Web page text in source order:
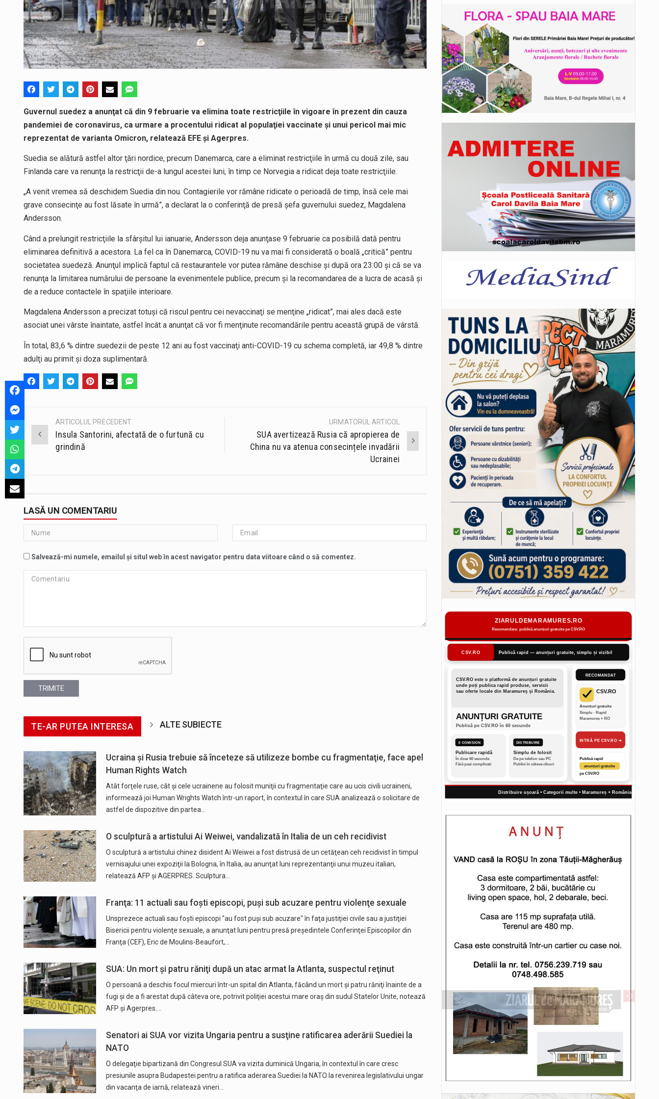
Guvernul suedez a anunţat că din 9 februarie va elimina toate restricţiile în vigoare în prezent din cauza
pandemiei de coronavirus, ca urmare a procentului ridicat al populaţiei vaccinate şi unui pericol mai mic
reprezentat de varianta Omicron, relatează EFE și Agerpres.
Suedia se alătură astfel altor ţări nordice, precum Danemarca, care a eliminat restricţiile în urmă cu două zile, sau
Finlanda care va renunţa la restricţii de-a lungul acestei luni, în timp ce Norvegia a ridicat deja toate restricţiile.
„A venit vremea să deschidem Suedia din nou. Contagierile vor rămâne ridicate o perioadă de timp, însă cele mai
grave consecinţe au fost lăsate în urmă”, a declarat la o conferinţă de presă şefa guvernului suedez, Magdalena
Andersson.
Când a prelungit restricţiile la sfârşitul lui ianuarie, Andersson deja anunţase 9 februarie ca posibilă dată pentru
eliminarea definitivă a acestora. La fel ca în Danemarca, COVID-19 nu va mai fi considerată o boală „critică” pentru
societatea suedeză. Anunţul implică faptul că restaurantele vor putea rămâne deschise şi după ora 23:00 şi că se va
renunţa la limitarea numărului de persoane la evenimentele publice, precum şi la recomandarea de a lucra de acasă şi
de a reduce contactele în spaţiile interioare.
Magdalena Andersson a precizat totuşi că riscul pentru cei nevaccinaţi se menţine „ridicat”, mai ales dacă este
asociat unei vârste înaintate, astfel încât a anunţat că vor fi menţinute recomandările pentru această grupă de vârstă.
În total, 83,6 % dintre suedezii de peste 12 ani au fost vaccinaţi anti-COVID-19 cu schema completă, iar 49,8 % dintre
adulţi au primit şi doza suplimentară.
Post
navigation
ARTICOLUL PRECEDENT
Insula Santorini, afectată de o furtună cu
grindină
URMATORUL ARTICOL
SUA avertizează Rusia că apropierea de
China nu va atenua consecințele invadării
Ucrainei
LASĂ UN COMENTARIU
Salvează-mi numele, emailul și situl web în acest navigator pentru data viitoare când o să comentez.
TRIMITE
TE-AR PUTEA INTERESA ALTE SUBIECTE
Ucraina şi Rusia trebuie să înceteze să utilizeze bombe cu fragmentaţie, face apel
Human Rights Watch
Atât forţele ruse, cât şi cele ucrainene au folosit muniţii cu fragmentaţie care au ucis civili ucraineni,
informează joi Human Wrights Watch într-un raport, în contextul în care SUA analizează o solicitare de
astfel de dispozitive din partea…
O sculptură a artistului Ai Weiwei, vandalizată în Italia de un ceh recidivist
O sculptură a artistului chinez disident Ai Weiwei a fost distrusă de un cetăţean ceh recidivist în timpul
vernisajului unei expoziţii la Bologna, în Italia, au anunţat luni reprezentanţii unui muzeu italian,
relatează AFP și AGERPRES. Sculptura…
Franţa: 11 actuali sau foşti episcopi, puşi sub acuzare pentru violenţe sexuale
Unsprezece actuali sau foşti episcopi "au fost puşi sub acuzare" în faţa justiţiei civile sau a justiţiei
Bisericii pentru violenţe sexuale, a anunţat luni pentru presă preşedintele Conferinţei Episcopilor din
Franţa (CEF), Eric de Moulins-Beaufort,…
SUA: Un mort şi patru răniţi după un atac armat la Atlanta, suspectul reţinut
O persoană a deschis focul miercuri într-un spital din Atlanta, făcând un mort şi patru răniţi înainte de a
fugi şi de a fi arestat după câteva ore, potrivit poliţiei acestui mare oraş din sudul Statelor Unite, notează
AFP și Agerpres.…
Senatori ai SUA vor vizita Ungaria pentru a susţine ratificarea aderării Suediei la
NATO
O delegaţie bipartizană din Congresul SUA va vizita duminică Ungaria, în contextul în care cresc
presiunile asupra Budapestei pentru a ratifica aderarea Suediei la NATO la revenirea legislativului ungar
din vacanţa de iarnă, relatează vineri…